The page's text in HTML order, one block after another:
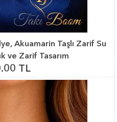
Akuamarin Taşlı Zarif Su
ve Zarif Tasarım
TL